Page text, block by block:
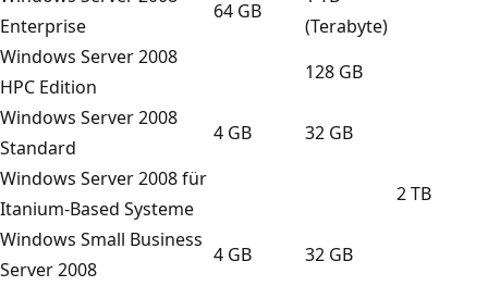
Enterprise
64 GB
(Terabyte)
Windows Server 2008
HPC Edition
128 GB
Windows Server 2008
Standard
4 GB
32 GB
Windows Server 2008 für
Itanium-Based Systeme
2 TB
Windows Small Business
Server 2008
4 GB
32 GB